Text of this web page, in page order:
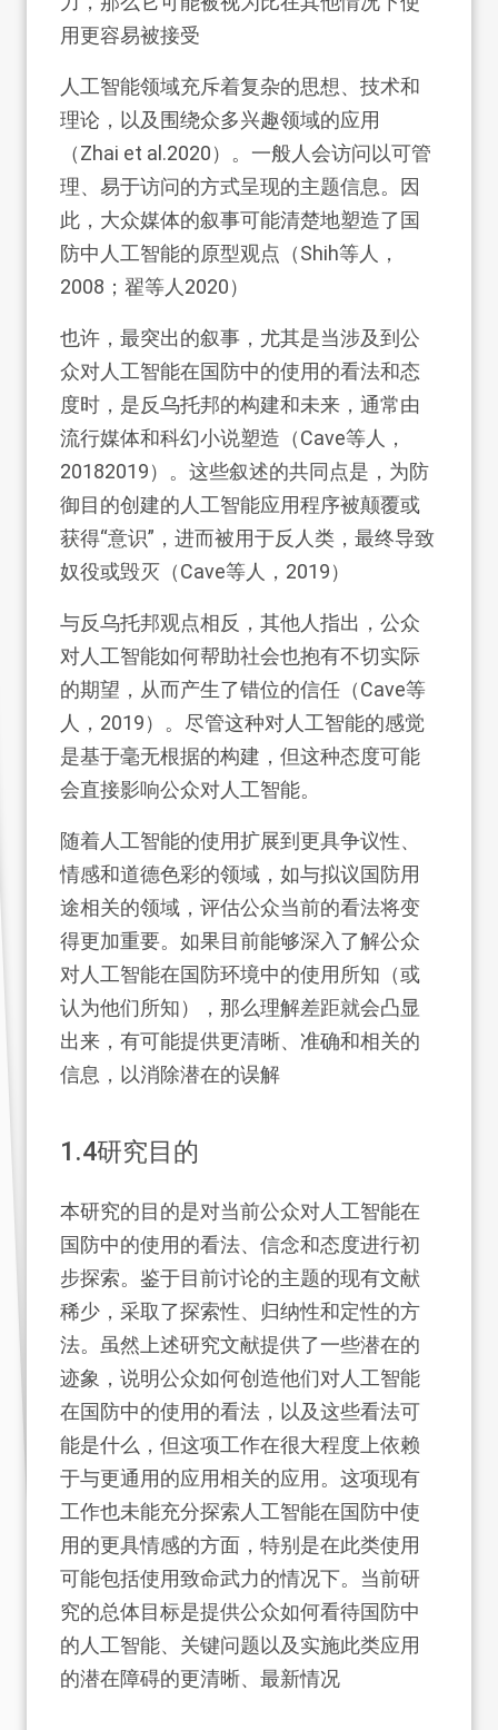
用更容易被接受
人工智能领域充斥着复杂的思想、技术和
理论，以及围绕众多兴趣领域的应用
（Zhai et al.2020）。一般人会访问以可管
理、易于访问的方式呈现的主题信息。因
此，大众媒体的叙事可能清楚地塑造了国
防中人工智能的原型观点（Shih等人，
2008；翟等人2020）
也许，最突出的叙事，尤其是当涉及到公
众对人工智能在国防中的使用的看法和态
度时，是反乌托邦的构建和未来，通常由
流行媒体和科幻小说塑造（Cave等人，
20182019）。这些叙述的共同点是，为防
御目的创建的人工智能应用程序被颠覆或
获得“意识”，进而被用于反人类，最终导致
奴役或毁灭（Cave等人，2019）
与反乌托邦观点相反，其他人指出，公众
对人工智能如何帮助社会也抱有不切实际
的期望，从而产生了错位的信任（Cave等
人，2019）。尽管这种对人工智能的感觉
是基于毫无根据的构建，但这种态度可能
会直接影响公众对人工智能。
随着人工智能的使用扩展到更具争议性、
情感和道德色彩的领域，如与拟议国防用
途相关的领域，评估公众当前的看法将变
得更加重要。如果目前能够深入了解公众
对人工智能在国防环境中的使用所知（或
认为他们所知），那么理解差距就会凸显
出来，有可能提供更清晰、准确和相关的
信息，以消除潜在的误解
1.4研究目的
本研究的目的是对当前公众对人工智能在
国防中的使用的看法、信念和态度进行初
步探索。鉴于目前讨论的主题的现有文献
稀少，采取了探索性、归纳性和定性的方
法。虽然上述研究文献提供了一些潜在的
迹象，说明公众如何创造他们对人工智能
在国防中的使用的看法，以及这些看法可
能是什么，但这项工作在很大程度上依赖
于与更通用的应用相关的应用。这项现有
工作也未能充分探索人工智能在国防中使
用的更具情感的方面，特别是在此类使用
可能包括使用致命武力的情况下。当前研
究的总体目标是提供公众如何看待国防中
的人工智能、关键问题以及实施此类应用
的潜在障碍的更清晰、最新情况